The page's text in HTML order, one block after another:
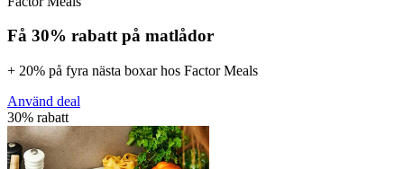
Få 30% rabatt på matlådor
+ 20% på fyra nästa boxar hos Factor Meals
Använd deal
30% rabatt